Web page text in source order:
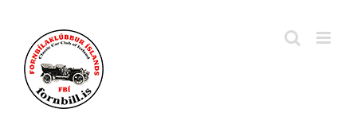
content